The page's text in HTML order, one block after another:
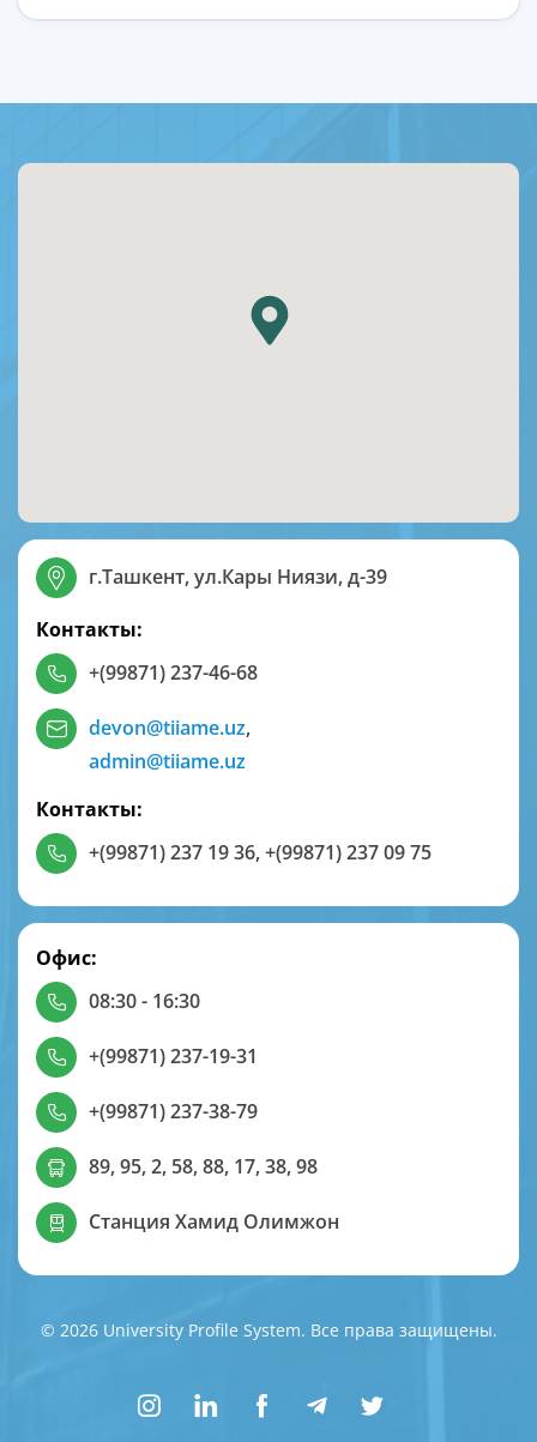
г.Ташкент, ул.Кары Ниязи, д-39
Контакты:
+(99871) 237-46-68
devon@tiiame.uz,
admin@tiiame.uz
Контакты:
+(99871) 237 19 36,+(99871) 237 09 75
Офис:
08:30 - 16:30
+(99871) 237-19-31
+(99871) 237-38-79
89, 95, 2, 58, 88, 17, 38, 98
Станция Хамид Олимжон
© 2026 University Profile System. Все права защищены.